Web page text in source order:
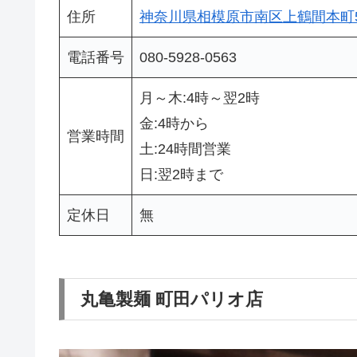
住所 神奈川県相模原市南区上鶴間本
電話番号 080-5928-0563
営業時間
月～木:4時～翌2時
金:4時から
土:24時間営業
日:翌2時まで
定休日 無
丸亀製麺 町田パリオ店